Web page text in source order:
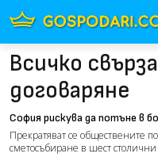
Всичко
договаряне
София рискува да потъне в
провалиха се поръчките за
шест района
Прекратяват се обществените
сметосъбиране в шест